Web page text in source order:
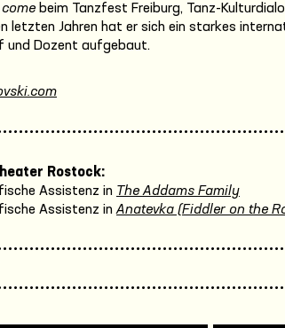
beim Tanzfest Freiburg, Tanz-
letzten Jahren hat er sich ein starkes
und Dozent aufgebaut.
Rostock:
Assistenz in The Addams Family
Assistenz in Anatevka (Fiddler on the